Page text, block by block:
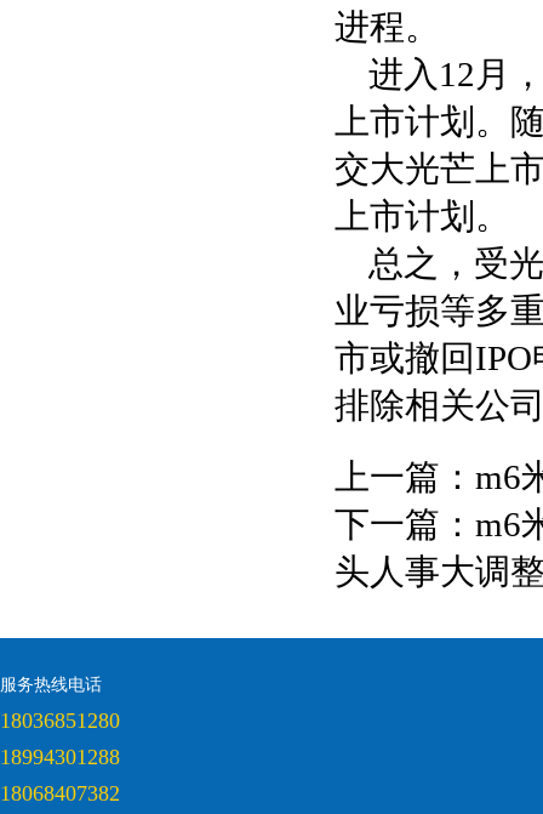
进程。
进入12月
上市计划。
交大光芒上
上市计划。
总之，受
业亏损等多
市或撤回
排除相关公
上一篇： m6
下一篇： m6
头人事大调
服务热线电话
18036851280
18994301288
18068407382